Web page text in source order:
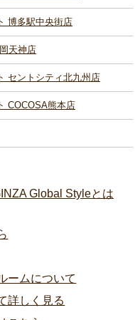
博多駅中央街店
天神店
セントシティ北九州店
COCOSA熊本店